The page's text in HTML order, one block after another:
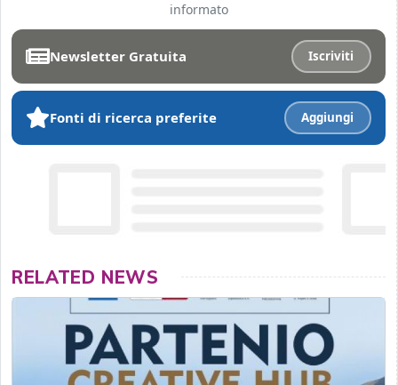
informato
Newsletter Gratuita Iscriviti
Fonti di ricerca preferite Aggiungi
RELATED NEWS